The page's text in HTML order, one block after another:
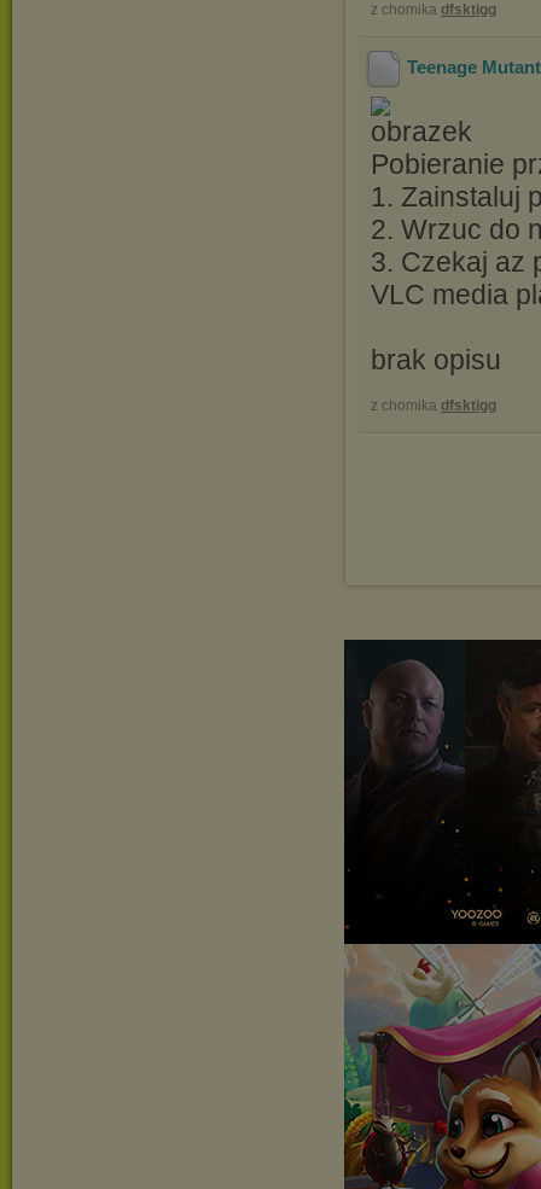
z chomika dfsktigg
Teenage
Pobieranie
1. Zainstaluj
2. Wrzuc do
3. Czekaj az
VLC media
brak opisu
z chomika dfsktigg